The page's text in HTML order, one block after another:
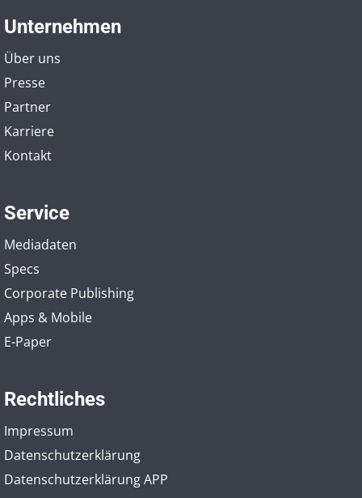
Unternehmen
Über uns
Presse
Partner
Karriere
Kontakt
Service
Mediadaten
Specs
Corporate Publishing
Apps & Mobile
E-Paper
Rechtliches
Impressum
Datenschutzerklärung
Datenschutzerklärung APP